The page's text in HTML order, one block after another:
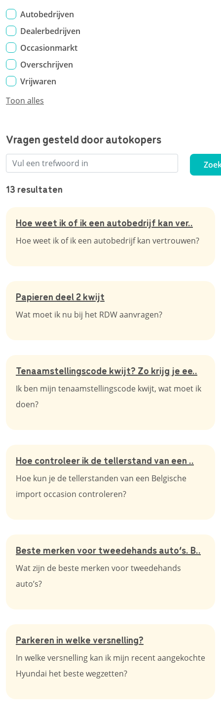
Autobedrijven
Dealerbedrijven
Occasionmarkt
Overschrijven
Vrijwaren
Toon alles
Vragen gesteld door autokopers
13 resultaten
Hoe weet ik of ik een autobedrijf kan ver..
Hoe weet ik of ik een autobedrijf kan vertrouwen?
Papieren deel 2 kwijt
Wat moet ik nu bij het RDW aanvragen?
Tenaamstellingscode kwijt? Zo krijg je ee..
Ik ben mijn tenaamstellingscode kwijt, wat moet ik
doen?
Hoe controleer ik de tellerstand van een ..
Hoe kun je de tellerstanden van een Belgische
import occasion controleren?
Beste merken voor tweedehands auto’s. B..
Wat zijn de beste merken voor tweedehands
auto’s?
Parkeren in welke versnelling?
In welke versnelling kan ik mijn recent aangekochte
Hyundai het beste wegzetten?